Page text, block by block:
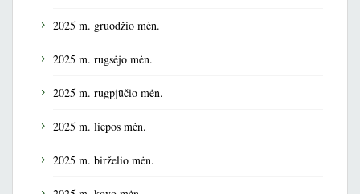
2025 m. gruodžio mėn.
2025 m. rugsėjo mėn.
2025 m. rugpjūčio mėn.
2025 m. liepos mėn.
2025 m. birželio mėn.